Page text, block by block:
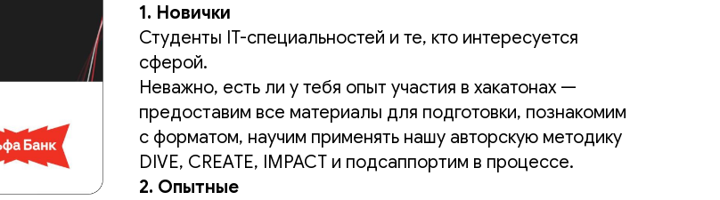
1. Новички
Студенты IT-специальностей и те, кто интересуется
сферой.
Неважно, есть ли у тебя опыт участия в хакатонах —
предоставим все материалы для подготовки, познакомим
с форматом, научим применять нашу авторскую методику
DIVE, CREATE, IMPACT и подсаппортим в процессе.
2. Опытные